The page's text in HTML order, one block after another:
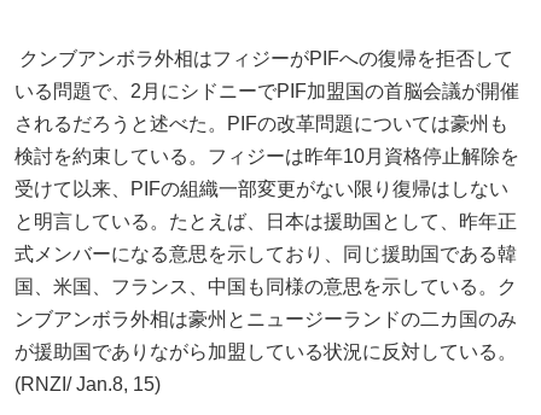
クンブアンボラ外相はフィジーがPIFへの復帰を拒否して
いる問題で、2月にシドニーでPIF加盟国の首脳会議が開催
されるだろうと述べた。PIFの改革問題については豪州も
検討を約束している。フィジーは昨年10月資格停止解除を
受けて以来、PIFの組織一部変更がない限り復帰はしない
と明言している。たとえば、日本は援助国として、昨年正
式メンバーになる意思を示しており、同じ援助国である韓
国、米国、フランス、中国も同様の意思を示している。ク
ンブアンボラ外相は豪州とニュージーランドの二カ国のみ
が援助国でありながら加盟している状況に反対している。
(RNZI/ Jan.8, 15)